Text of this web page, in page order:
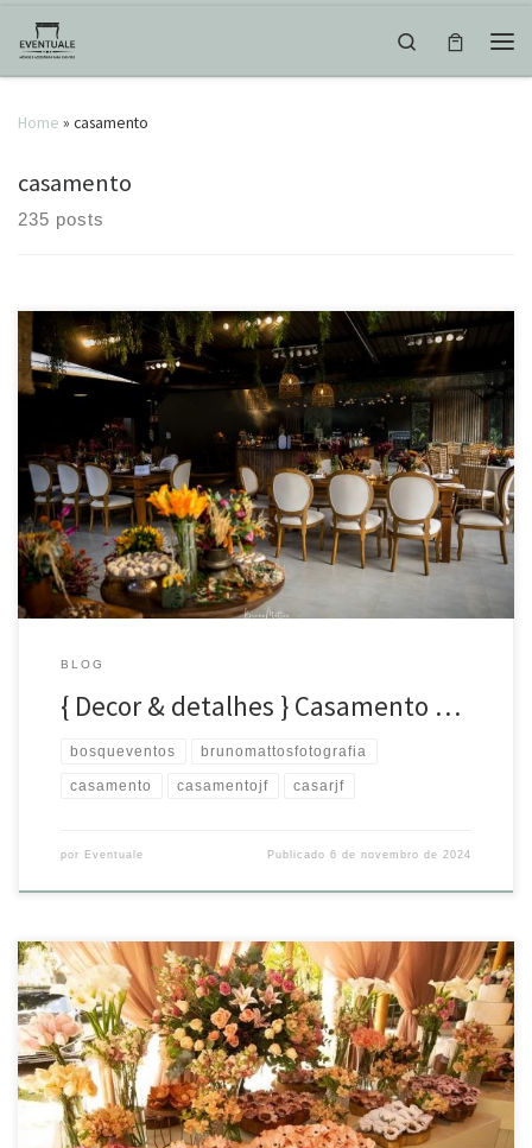
Skip to content
Search
Home » casamento
casamento
235 posts
{ Decor & detalhes } Casamento Gabriela & Pedro Local
@bosqueeventos Cerimonial @topfashioneventos Mobiliário
@eventuale.com.br Fotografia @brunomattosfotografia
@claudiaabreufoto #brunomattosfotografia #casamento #casarjf
#casamentojf #bosqueventos
BLOG
{ Decor & detalhes } Casamento …
bosqueventos brunomattosfotografia
casamento casamentojf casarjf
por Eventuale Publicado6 de novembro de 2024
Ela reina sempreeee! Não importa o estilo, a mesa de bolo e doces é o
maior destaque da festa!
@bemditocerimonial
@maximilly_araujo_fotografo @silvanafelutidecoracoes
@bosqueeventos #mesadebolo #casamento #noivas #noivos